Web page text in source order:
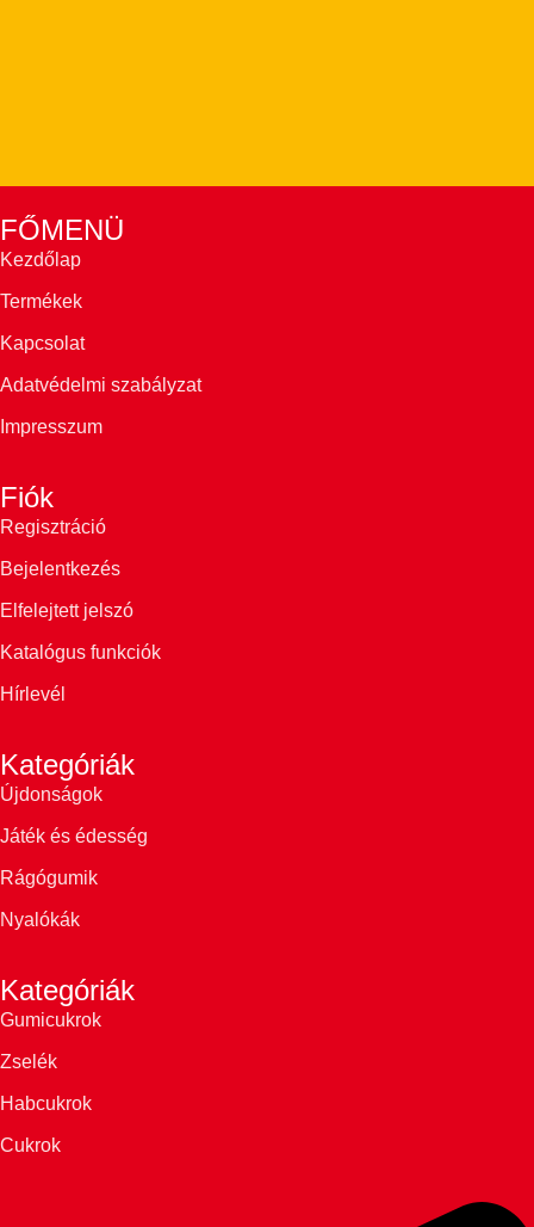
FŐMENÜ
Kezdőlap
Termékek
Kapcsolat
Adatvédelmi szabályzat
Impresszum
Fiók
Regisztráció
Bejelentkezés
Elfelejtett jelszó
Katalógus funkciók
Hírlevél
Kategóriák
Újdonságok
Játék és édesség
Rágógumik
Nyalókák
Kategóriák
Gumicukrok
Zselék
Habcukrok
Cukrok